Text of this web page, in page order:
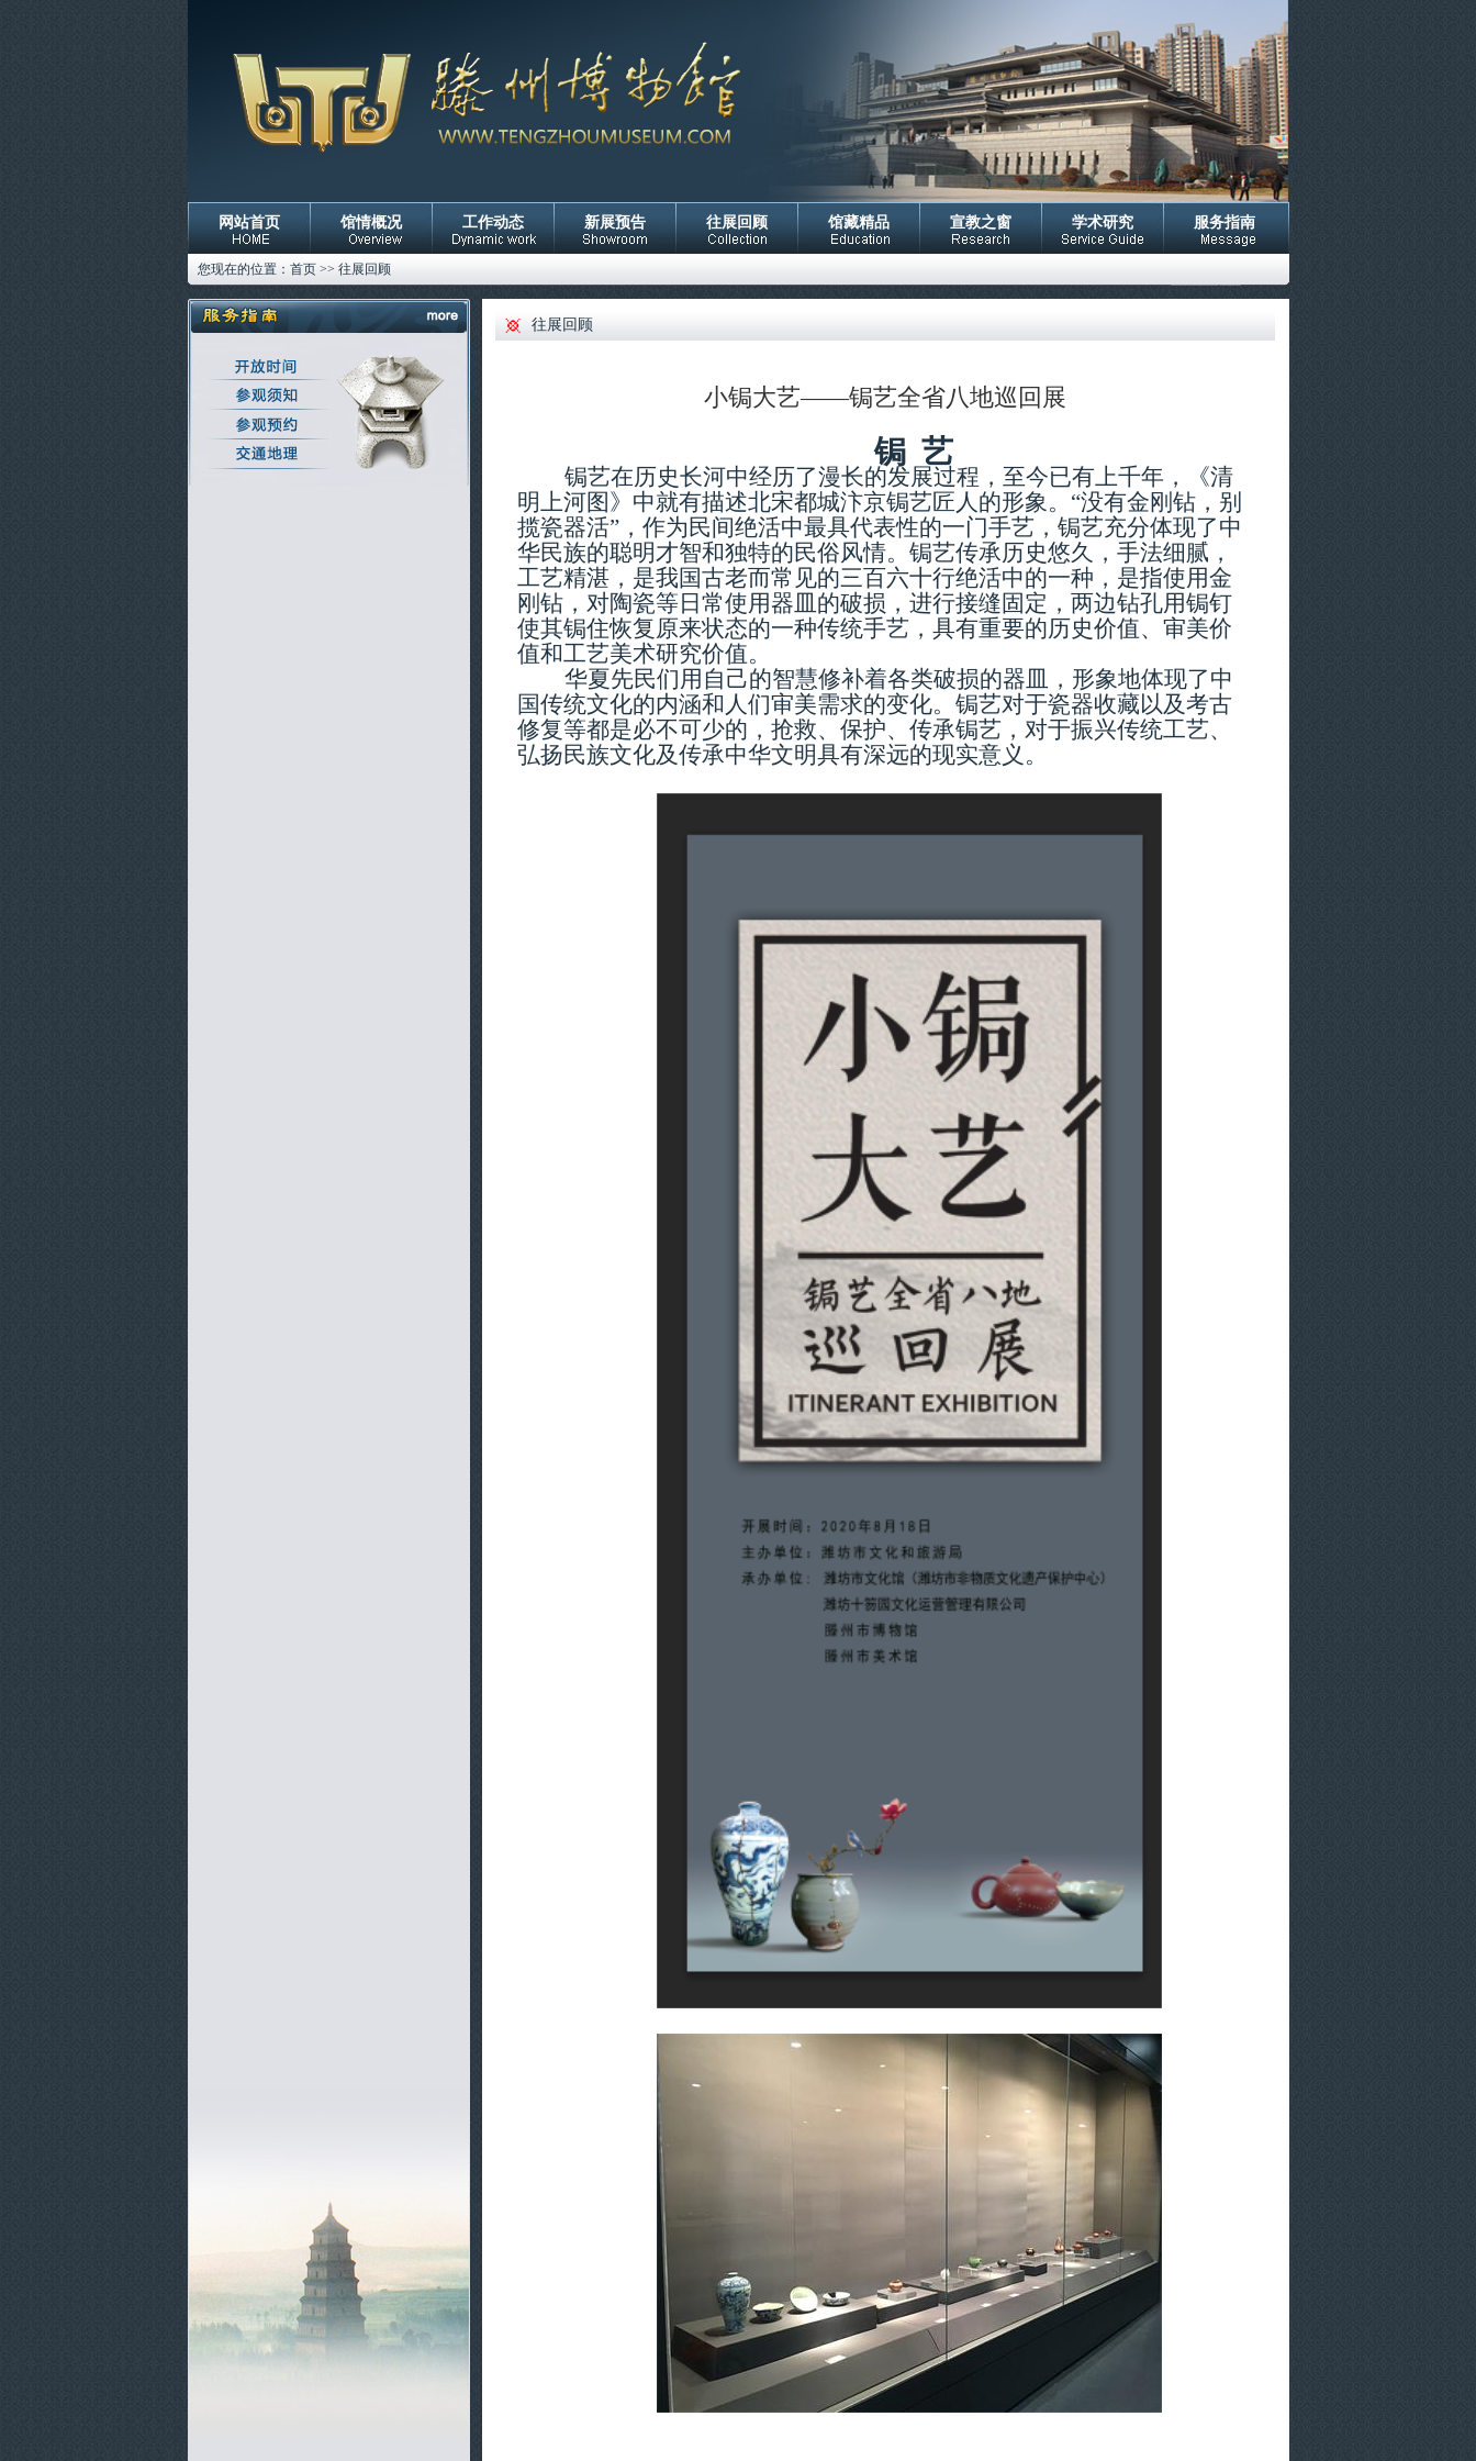
网站首页 馆情概况 工作动态 新展预告 往展回顾 馆藏精品 宣教之窗 学术研究 服务指南
您现在的位置： 首页>> 往展回顾
往展回顾
小锔大艺——锔艺全省八地巡回展
锔 艺
锔艺在历史长河中经历了漫长的发展过程，至今已有上千年 ，
《清
明上河图》中就有描述北宋都城汴京锔艺匠人的形象。 “没有金刚钻，别
揽瓷器活”，作为民间绝活中最具代表性的一门手艺 ，锔艺充分体现了中
华民族的聪明才智和独特的民俗风情。锔艺传承历史悠久，手法细腻，
工艺精湛 ， 是我国古老而常见的三百六十行绝活中的一种，是指使用金
刚钻，对陶瓷等日常使用器皿的破损，进行接缝固定，两边钻孔用锔钉
使其锔住恢复原来状态的一种传统手艺 ， 具有重要的历史价值、审美价
值和工艺美术研究价值。
华夏先民们用自己的智慧修补着各类破损的器皿，形象地体现了中
国传统文化的内涵和人们审美需求的变化。 锔艺对于瓷器收藏以及考古
修复等都是必不可少的，抢救、保护、传承锔艺 ，对于振兴传统工艺、
弘扬民族文化及传承中华文明具有深远的现实意义。